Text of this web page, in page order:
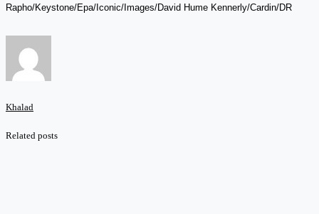
Rapho/Keystone/Epa/Iconic/Images/David Hume Kennerly/Cardin/DR
Khalad
Related posts